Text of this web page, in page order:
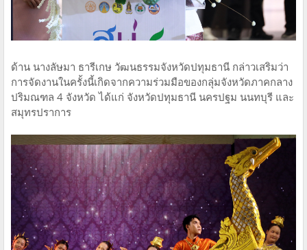
ด้าน นางลัษมา ธารีเกษ วัฒนธรรมจังหวัดปทุมธานี กล่าวเสริมว่า
การจัดงานในครั้งนี้เกิดจากความร่วมมือของกลุ่มจังหวัดภาคกลาง
ปริมณฑล 4 จังหวัด ได้แก่ จังหวัดปทุมธานี นครปฐม นนทบุรี และ
สมุทรปราการ